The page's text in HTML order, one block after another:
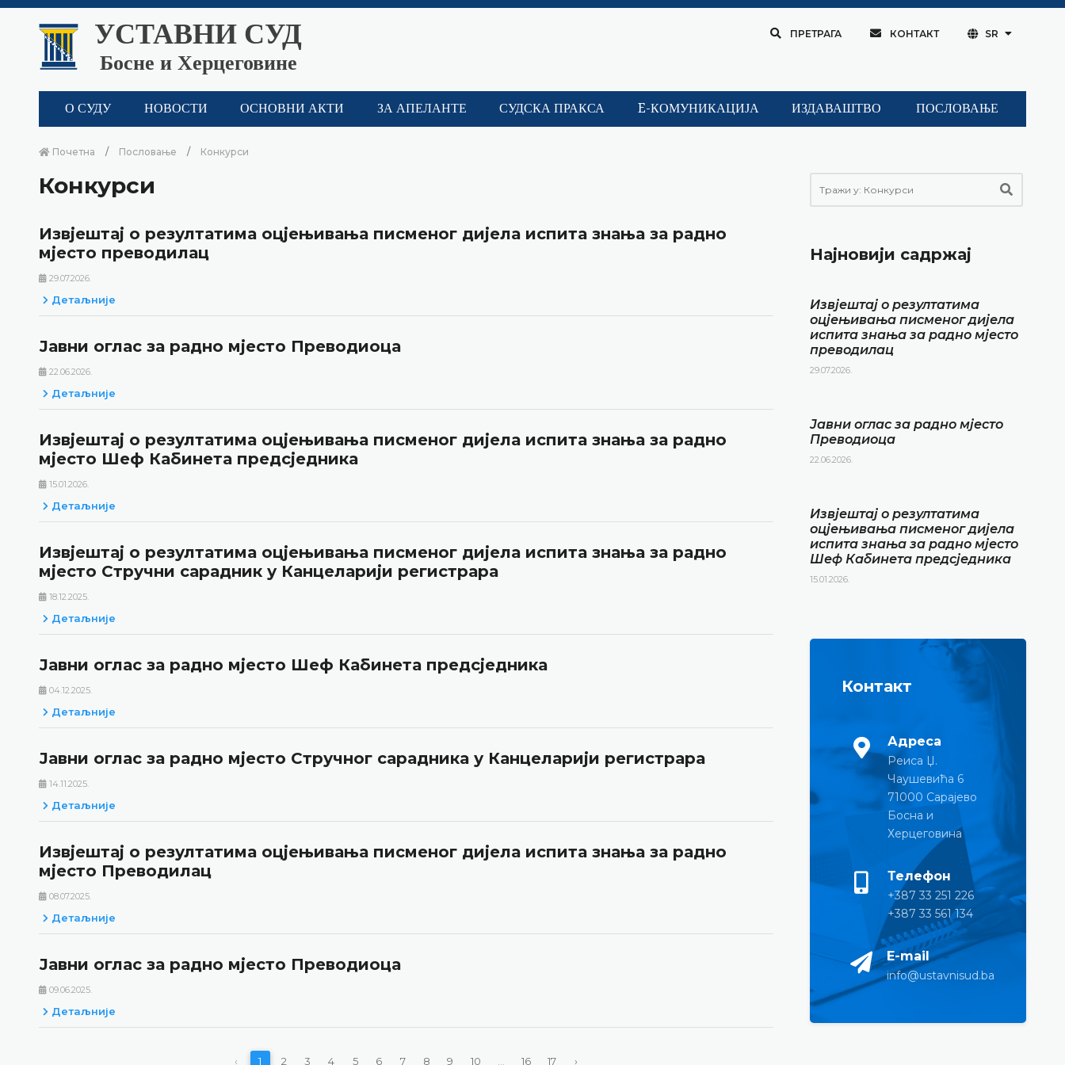
УСТАВНИ СУД
Босне и Херцеговине
ПРЕТРАГА КОНТАКТ SR
О СУДУ НОВОСТИ ОСНОВНИ АКТИ ЗА АПЕЛАНТЕ СУДСКА ПРАКСА E-КОМУНИКАЦИЈА ИЗДАВАШТВО ПОСЛОВАЊЕ
Почетна Пословање Конкурси
Конкурси
Извјештај о резултатима оцјењивања писменог дијела испита знања за радно
мјесто преводилац
29.07.2026.
Детаљније
Јавни оглас за радно мјесто Преводиоца
22.06.2026.
Детаљније
Извјештај о резултатима оцјењивања писменог дијела испита знања за радно
мјесто Шеф Кабинета предсједника
15.01.2026.
Детаљније
Извјештај о резултатима оцјењивања писменог дијела испита знања за радно
мјесто Стручни сарадник у Канцеларији регистрара
18.12.2025.
Детаљније
Јавни оглас за радно мјесто Шеф Кабинета предсједника
04.12.2025.
Детаљније
Јавни оглас за радно мјесто Стручног сарадника у Канцеларији регистрара
14.11.2025.
Детаљније
Извјештај о резултатима оцјењивања писменог дијела испита знања за радно
мјесто Преводилац
08.07.2025.
Детаљније
Јавни оглас за радно мјесто Преводиоца
09.06.2025.
Детаљније
‹ 1 2 3 4 5 6 7 8 9 10 16 17 ›
Најновији садржај
Извјештај о резултатима
оцјењивања писменог дијела
испита знања за радно мјесто
преводилац
29.07.2026.
Јавни оглас за радно мјесто
Преводиоца
22.06.2026.
Извјештај о резултатима
оцјењивања писменог дијела
испита знања за радно мјесто
Шеф Кабинета предсједника
15.01.2026.
Контакт
Адреса
Реиса Џ.
Чаушевића 6
71000 Сарајево
Босна и
Херцеговина
Телефон
+387 33 251 226
+387 33 561 134
E-mail
info@ustavnisud.ba